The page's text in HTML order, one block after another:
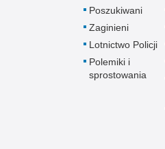
Poszukiwani
Zaginieni
Lotnictwo Policji
Polemiki i
sprostowania